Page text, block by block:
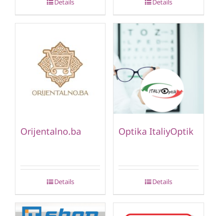
Details Details
Orijentalno.ba
Details
Optika ItaliyOptik
Details